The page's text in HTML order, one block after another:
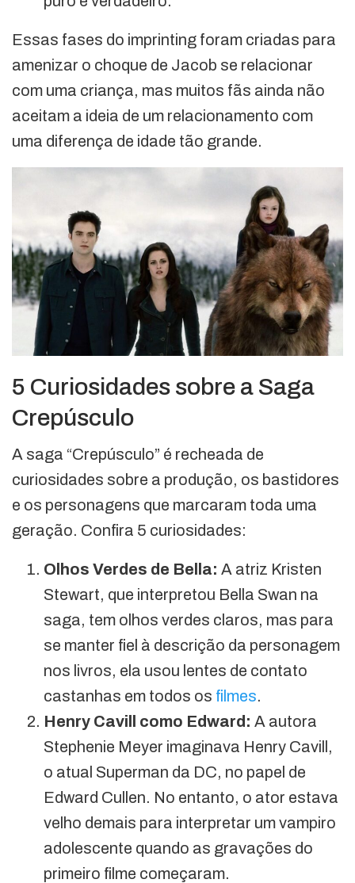
Essas fases do imprinting foram criadas para
amenizar o choque de Jacob se relacionar
com uma criança, mas muitos fãs ainda não
aceitam a ideia de um relacionamento com
uma diferença de idade tão grande.
5 Curiosidades sobre a Saga
Crepúsculo
A saga “Crepúsculo” é recheada de
curiosidades sobre a produção, os bastidores
e os personagens que marcaram toda uma
geração. Confira 5 curiosidades:
Olhos Verdes de Bella: A atriz Kristen
Stewart, que interpretou Bella Swan na
saga, tem olhos verdes claros, mas para
se manter fiel à descrição da personagem
nos livros, ela usou lentes de contato
castanhas em todos os filmes.
Henry Cavill como Edward: A autora
Stephenie Meyer imaginava Henry Cavill,
o atual Superman da DC, no papel de
Edward Cullen. No entanto, o ator estava
velho demais para interpretar um vampiro
adolescente quando as gravações do
primeiro filme começaram.